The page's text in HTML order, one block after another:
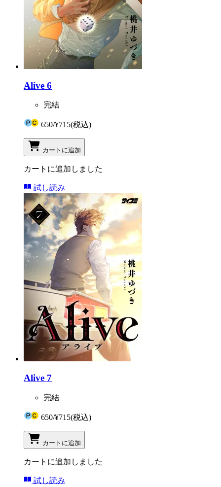
Alive 6
完結
650/¥715(税込)
カートに追加
カートに追加しました
試し読み
Alive 7
完結
650/¥715(税込)
カートに追加
カートに追加しました
試し読み